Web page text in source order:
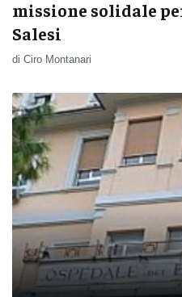
missione solidale
Salesi
di Ciro Montanari